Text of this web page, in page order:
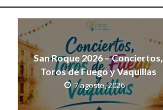
San Roque 2026 – Conciertos,
Toros de Fuego y Vaquillas
7 agosto, 2026